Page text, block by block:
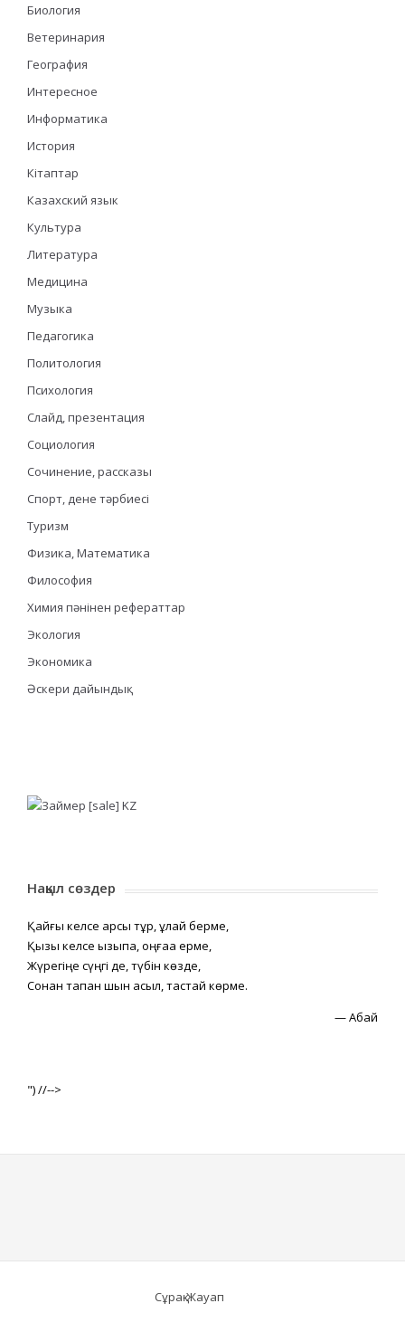
Биология
Ветеринария
География
Интересное
Информатика
История
Кітаптар
Казахский язык
Культура
Литература
Медицина
Музыка
Педагогика
Политология
Психология
Слайд, презентация
Социология
Сочинение, рассказы
Спорт, дене тәрбиесі
Туризм
Физика, Математика
Философия
Химия пәнінен рефераттар
Экология
Экономика
Әскери дайындық
Нақыл сөздер
Қайғы келсе қарсы тұр, құлай берме,
Қызық келсе қызықпа, оңғаққа ерме,
Жүрегіңе сүңгі де, түбін көзде,
Сонан тапқан шын асыл, тастай көрме.
—Абай
") //-->
Сұрақ-Жауап